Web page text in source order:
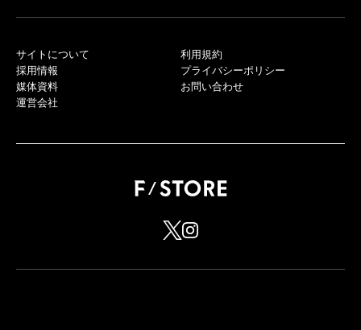
サイトについて
採用情報
媒体資料
運営会社
利用規約
プライバシーポリシー
お問い合わせ